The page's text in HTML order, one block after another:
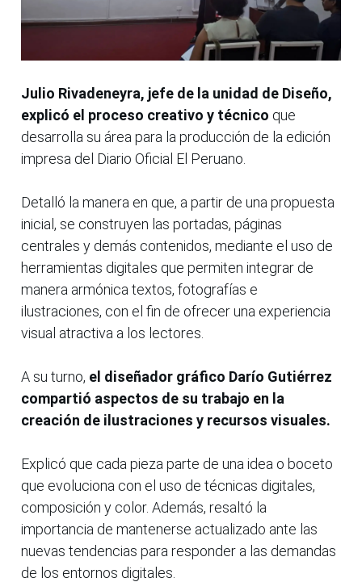
Julio Rivadeneyra, jefe de la unidad de Diseño,
explicó el proceso creativo y técnico que
desarrolla su área para la producción de la edición
impresa del Diario Oficial El Peruano.
Detalló la manera en que, a partir de una propuesta
inicial, se construyen las portadas, páginas
centrales y demás contenidos, mediante el uso de
herramientas digitales que permiten integrar de
manera armónica textos, fotografías e
ilustraciones, con el fin de ofrecer una experiencia
visual atractiva a los lectores.
A su turno, el diseñador gráfico Darío Gutiérrez
compartió aspectos de su trabajo en la
creación de ilustraciones y recursos visuales.
Explicó que cada pieza parte de una idea o boceto
que evoluciona con el uso de técnicas digitales,
composición y color. Además, resaltó la
importancia de mantenerse actualizado ante las
nuevas tendencias para responder a las demandas
de los entornos digitales.